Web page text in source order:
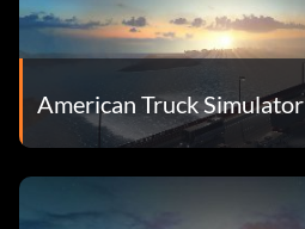
American Truck Simulator